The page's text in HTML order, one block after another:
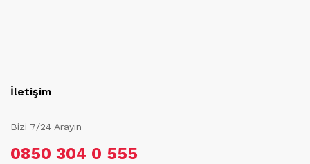
İletişim
Bizi 7/24 Arayın
0850 304 0 555